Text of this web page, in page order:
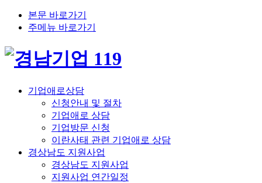
본문 바로가기
주메뉴 바로가기
기업애로상담
신청안내 및 절차
기업애로 상담
기업방문 신청
이란사태 관련 기업애로 상담
경상남도 지원사업
경상남도 지원사업
지원사업 연간일정